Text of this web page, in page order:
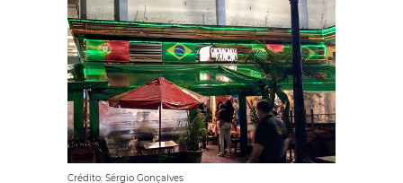
Crédito: Sérgio Gonçalves